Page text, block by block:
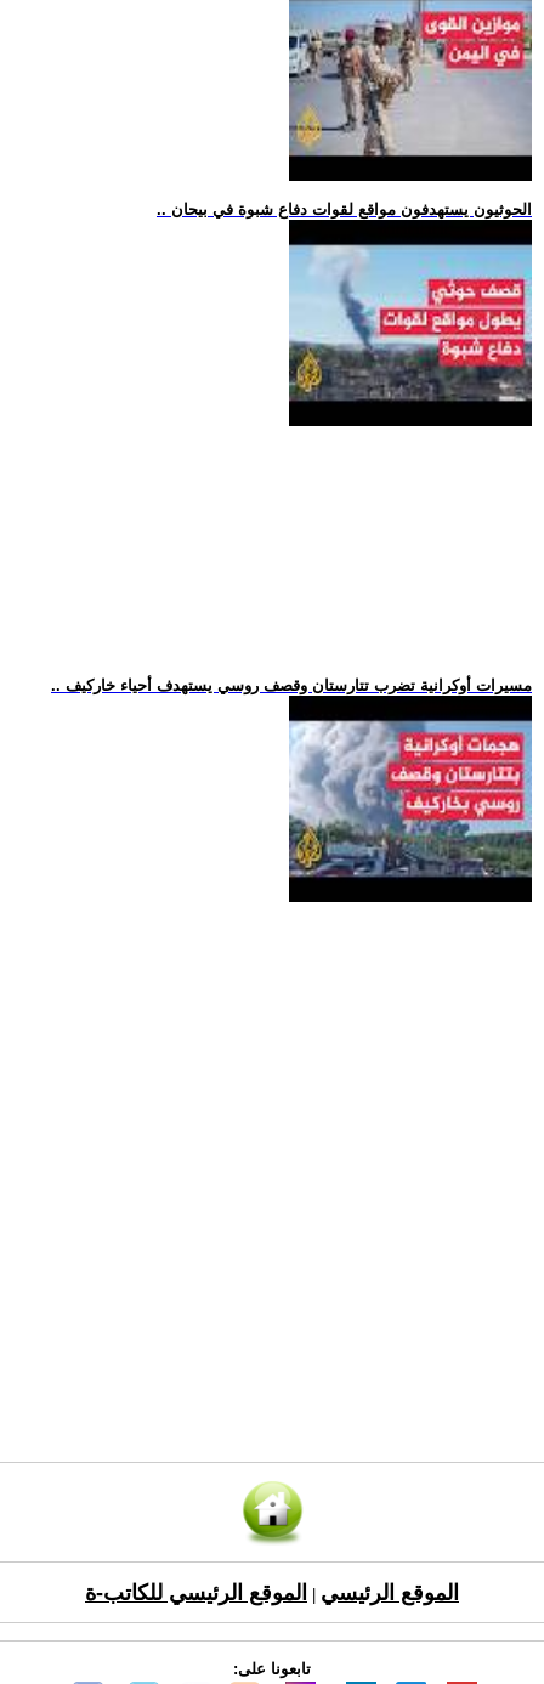
.. الحوثيون يستهدفون مواقع لقوات دفاع شبوة في بيحان
.. مسيرات أوكرانية تضرب تتارستان وقصف روسي يستهدف أحياء خاركيف
الموقع الرئيسي الموقع الرئيسي للكاتب-ة
تابعونا على: